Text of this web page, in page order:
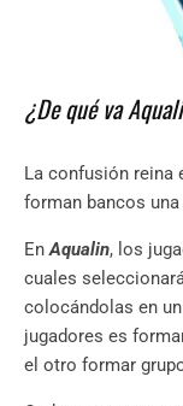
¿De qué va
La confusión reina
forman bancos una
EnAqualin, los
cuales
colocándolas en
jugadores es
el otro formar